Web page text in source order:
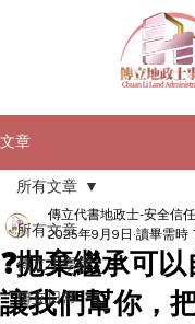
文章
所有文章
傳立小學堂
傳立日常
所有文章
❓拋棄繼承可
讓我們幫你，
傳立代書地政士-安全信
2025年9月9日 讀畢需時